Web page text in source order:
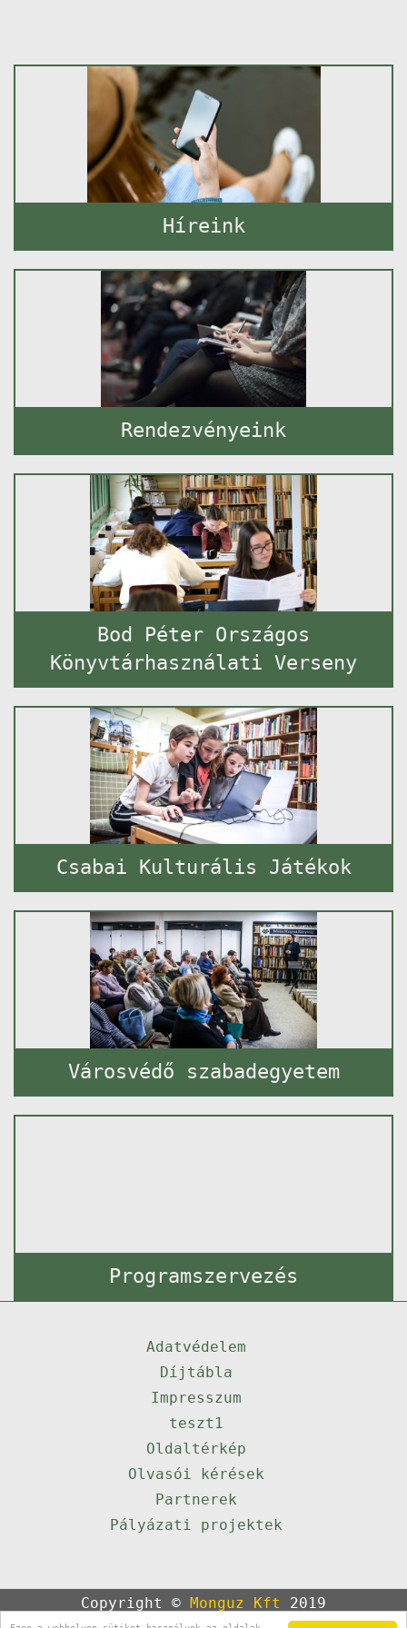
Híreink
Rendezvényeink
Bod Péter Országos
Könyvtárhasználati Verseny
Csabai Kulturális Játékok
Városvédő szabadegyetem
Programszervezés
Adatvédelem
Díjtábla
Impresszum
teszt1
Oldaltérkép
Olvasói kérések
Partnerek
Pályázati projektek
Copyright © Monguz Kft
2019
Powered byQulto